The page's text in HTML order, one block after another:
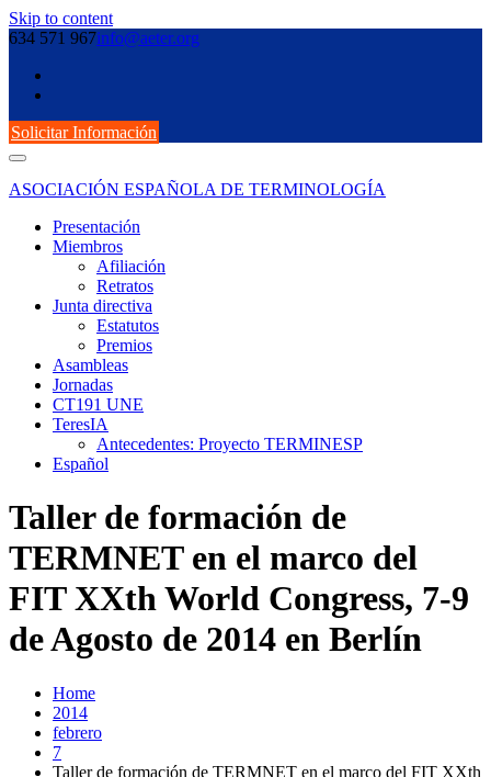
Skip to content
634 571 967info@aeter.org
Solicitar Información
ASOCIACIÓN ESPAÑOLA DE TERMINOLOGÍA
Presentación
Miembros
Afiliación
Retratos
Junta directiva
Estatutos
Premios
Asambleas
Jornadas
CT191 UNE
TeresIA
Antecedentes: Proyecto TERMINESP
Español
Taller de formación de
TERMNET en el marco del
FIT XXth World Congress, 7-9
de Agosto de 2014 en Berlín
Home
2014
febrero
7
Taller de formación de TERMNET en el marco del FIT XXth